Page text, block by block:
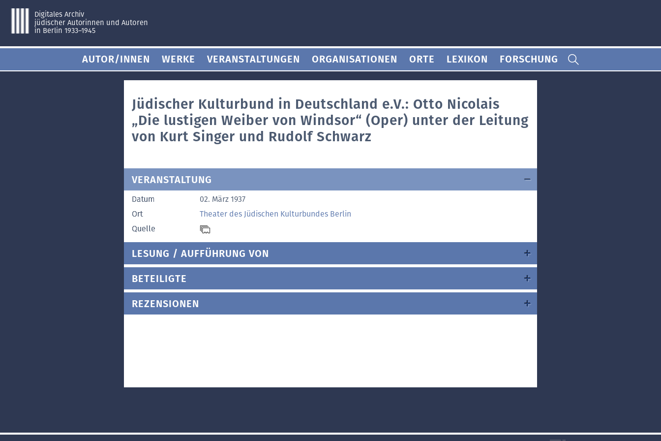
Digitales Archiv
jüdischer Autorinnen und Autoren
in Berlin 1933–1945
AUTOR/INNEN WERKE VERANSTALTUNGEN ORGANISATIONEN ORTE LEXIKON FORSCHUNG
Jüdischer Kulturbund in Deutschland e.V.: Otto Nicolais
„Die lustigen Weiber von Windsor“ (Oper) unter der Leitung
von Kurt Singer und Rudolf Schwarz
VERANSTALTUNG
Datum
02. März 1937
Ort
Theater des Jüdischen Kulturbundes Berlin
Quelle
LESUNG / AUFFÜHRUNG VON
BETEILIGTE
REZENSIONEN